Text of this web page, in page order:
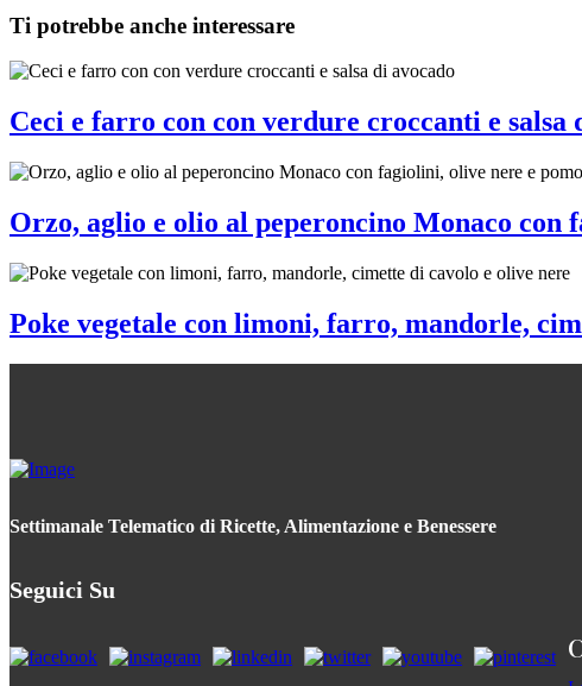
Ti potrebbe anche interessare
Ceci e farro con con verdure croccanti e salsa
Orzo, aglio e olio al peperoncino Monaco con
Poke vegetale con limoni, farro, mandorle,
Settimanale Telematico di Ricette, Alimentazione e Benessere
Seguici Su